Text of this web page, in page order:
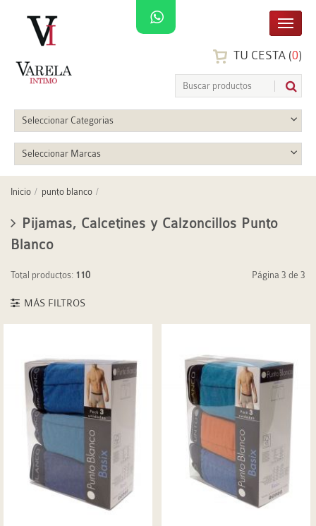
TU CESTA (0)
Seleccionar Categorias
Seleccionar Marcas
Inicio punto blanco
Pijamas, Calcetines y Calzoncillos Punto
Blanco
Total productos: 110 Página 3 de 3
MÁS FILTROS